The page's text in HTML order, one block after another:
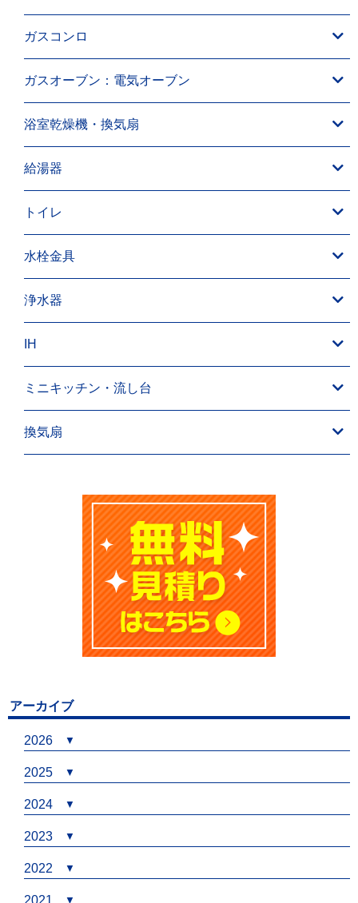
ガスコンロ
ガスオーブン：電気オーブン
浴室乾燥機・換気扇
給湯器
トイレ
水栓金具
浄水器
IH
ミニキッチン・流し台
換気扇
アーカイブ
2026
2025
2024
2023
2022
2021